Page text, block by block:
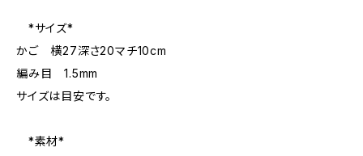
*サイズ*
かご 横27深さ20マチ10cm
編み目 1.5mm
サイズは目安です。
*素材*